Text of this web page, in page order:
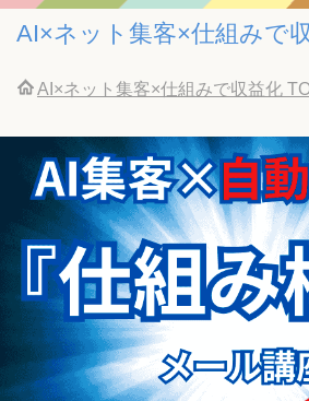
AI×ネット集客×仕組みで
AI×ネット集客×仕組みで収益化